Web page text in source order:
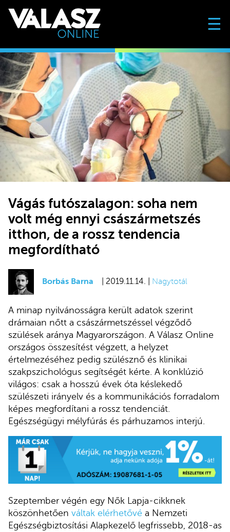
☰
Vágás futószalagon: soha nem
volt még ennyi császármetszés
itthon, de a rossz tendencia
megfordítható
Borbás Barna | 2019.11.14. | Nagytotál
A minap nyilvánosságra került adatok szerint
drámaian nőtt a császármetszéssel végződő
szülések aránya Magyarországon. A Válasz Online
országos összesítést végzett, a helyzet
értelmezéséhez pedig szülésznő és klinikai
szakpszichológus segítségét kérte. A konklúzió
világos: csak a hosszú évek óta késlekedő
szülészeti irányelv és a kommunikációs forradalom
képes megfordítani a rossz tendenciát.
Egészségügyi mélyfúrás és párhuzamos interjú.
Szeptember végén egy Nők Lapja-cikknek
köszönhetően váltak elérhetővé a Nemzeti
Egészségbiztosítási Alapkezelő legfrissebb, 2018-as